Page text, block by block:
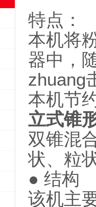
特点：
本机将
器中，
zhuang
本机节
立式锥
双锥混
状、粒
● 结构
该机主